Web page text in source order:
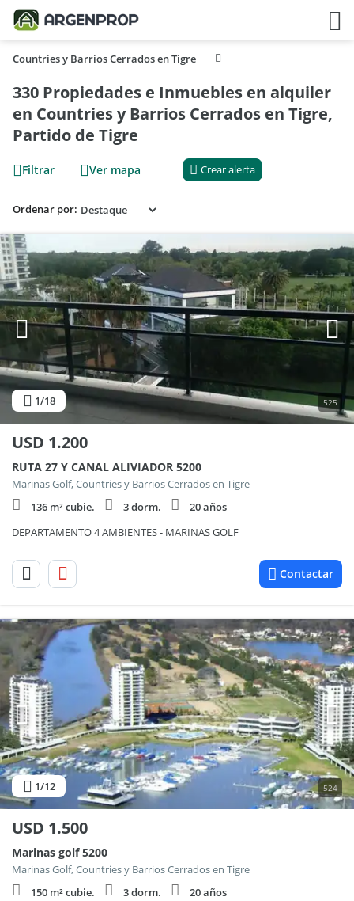
Countries y Barrios Cerrados en Tigre
330 Propiedades e Inmuebles en alquiler
en Countries y Barrios Cerrados en Tigre,
Partido de Tigre
Filtrar Ver mapa Crear alerta
Ordenar por:
1/18 525
USD 1.200
RUTA 27 Y CANAL ALIVIADOR 5200
Marinas Golf, Countries y Barrios Cerrados en Tigre
136 m² cubie.
3 dorm.
20 años
DEPARTAMENTO 4 AMBIENTES - MARINAS GOLF
Contactar
1/12 524
USD 1.500
Marinas golf 5200
Marinas Golf, Countries y Barrios Cerrados en Tigre
150 m² cubie.
3 dorm.
20 años